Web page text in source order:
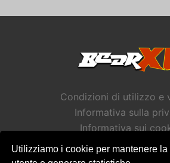
Utilizziamo i cookie per mantenere
Condizioni di utilizzo e
Informativa sulla
Informativa sui
Politica sulla sicurezza
Aiuto / Contatto